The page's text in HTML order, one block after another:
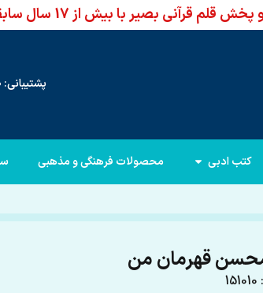
قلم قرآنی بصیر با بیش از 17 سال سابقه
پشتیبانی: 66960950-021
کتب ادبی محصولات فرهنگی و مذهبی
قهرمان من